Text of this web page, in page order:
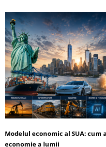
Modelul economic al SUA: cum
economie a lumii